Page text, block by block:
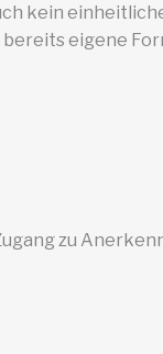
kein
eigene
zu